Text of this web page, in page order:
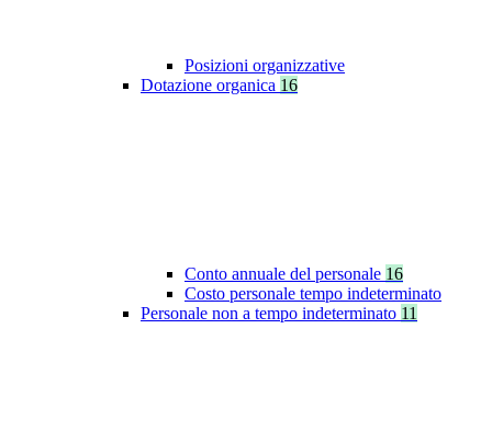
Posizioni organizzative
Dotazione organica 16
Conto annuale del personale 16
Costo personale tempo indeterminato
Personale non a tempo indeterminato 11